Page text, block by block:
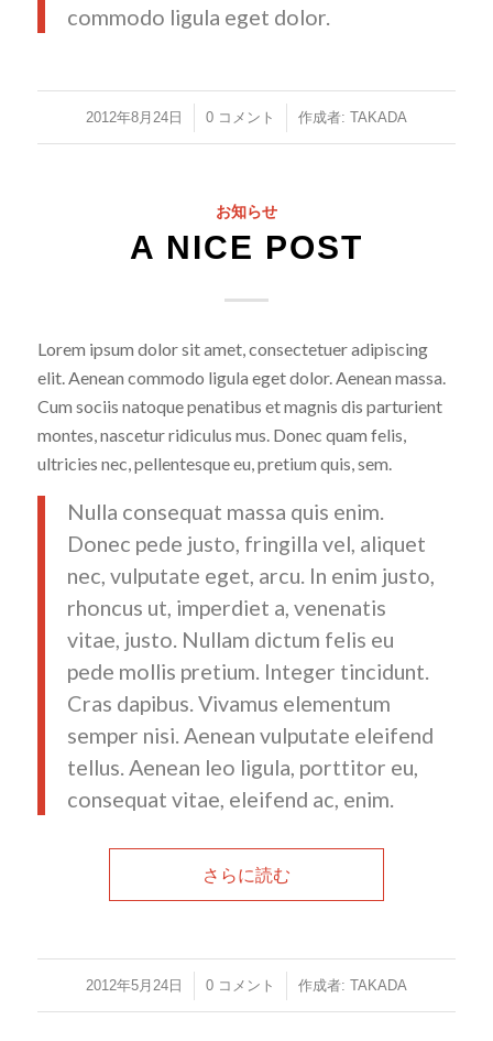
commodo ligula eget dolor.
2012年8月24日
/ 0 コメント
/ 作成者: TAKADA
お知らせ
A NICE POST
Lorem ipsum dolor sit amet, consectetuer adipiscing
elit. Aenean commodo ligula eget dolor. Aenean massa.
Cum sociis natoque penatibus et magnis dis parturient
montes, nascetur ridiculus mus. Donec quam felis,
ultricies nec, pellentesque eu, pretium quis, sem.
Nulla consequat massa quis enim.
Donec pede justo, fringilla vel, aliquet
nec, vulputate eget, arcu. In enim justo,
rhoncus ut, imperdiet a, venenatis
vitae, justo. Nullam dictum felis eu
pede mollis pretium. Integer tincidunt.
Cras dapibus. Vivamus elementum
semper nisi. Aenean vulputate eleifend
tellus. Aenean leo ligula, porttitor eu,
consequat vitae, eleifend ac, enim.
さらに読む
2012年5月24日
/ 0 コメント
/ 作成者: TAKADA